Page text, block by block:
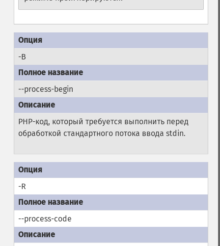
-B
--process-begin
PHP-код, который требуется выполнить перед
обработкой стандартного потока ввода stdin.
-R
--process-code